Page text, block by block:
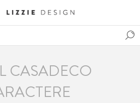
CASADECO